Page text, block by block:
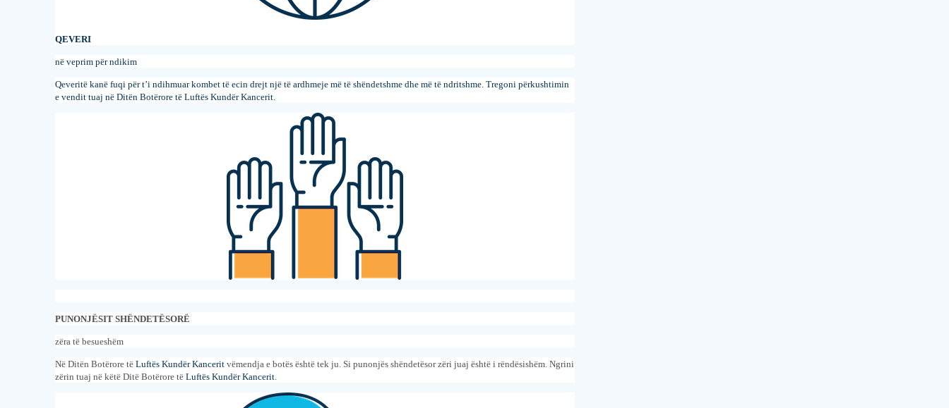
QEVERI
në veprim për ndikim
Qeveritë kanë fuqi për t’i ndihmuar kombet të ecin drejt një të ardhmeje më të shëndetshme dhe më të ndritshme. Tregoni përkushtimin
e vendit tuaj në Ditën Botërore tëLuftës Kundër Kancerit
PUNONJËSIT SHËNDETËSORË
zëra të besueshëm
Në Ditën Botërore tëLuftës Kundër Kancerit vëmendja e botës është tek ju. Si punonjës shëndetësor zëri juaj është i rëndësishëm. Ngrini
zërin tuajnëkëtë Ditë Botërore tëLuftës Kundër Kancerit